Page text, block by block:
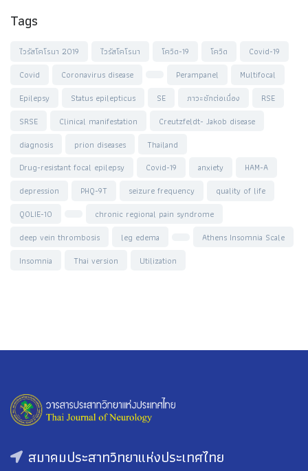
Tags
ไวรัสโคโรนา 2019 ไวรัสโคโรนา โควิด-19 โควิด
Covid-19
Covid
Coronavirus disease Perampanel
Multifocal
Epilepsy
Status epilepticus SE ภาวะชักต่อเนื่อง
RSE
SRSE
Clinical manifestation
Creutzfeldt- Jakob disease
diagnosis
prion diseases
Thailand
Drug-resistant focal epilepsy
Covid-19 anxiety
HAM-A
depression
PHQ-9T seizure frequency
quality of life
QOLIE-10
chronic regional pain syndrome
deep vein thrombosis
leg edema
Athens Insomnia Scale
Insomnia
Thai version Utilization
สมาคมประสาทวิทยาแห่งประเทศไทย